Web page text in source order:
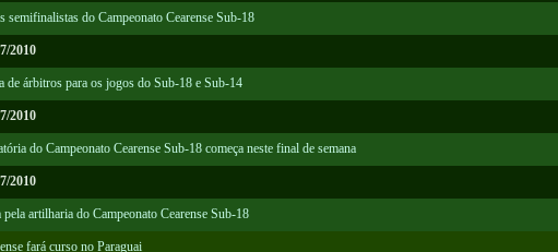
semifinalistas do Campeonato Cearense Sub-18
2010
de árbitros para os jogos do Sub-18 e Sub-14
2010
do Campeonato Cearense Sub-18 começa neste final de semana
2010
artilharia do Campeonato Cearense Sub-18
fará curso no Paraguai